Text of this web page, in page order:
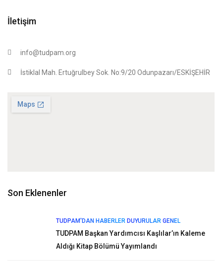
İletişim
info@tudpam.org
İstiklal Mah. Ertuğrulbey Sok. No:9/20 Odunpazarı/ESKİŞEHİR
Son Eklenenler
TUDPAM'DAN HABERLER DUYURULAR GENEL
TUDPAM Başkan Yardımcısı Kaşlılar’ın Kaleme
Aldığı Kitap Bölümü Yayımlandı